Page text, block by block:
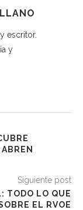
escritor.
y
Siguiente post
TODO LO QUE
EL RVOE